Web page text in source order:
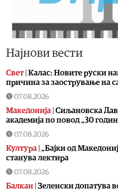
Најнови вести
Свет| Калас: Новите руски
причина за заострување на
07.08.2026
Македонија Сиљановска
академија по повод „30
07.08.2026
Култура „Бајки од
станува лектира
07.08.2026
Балкан Зеленски допатува